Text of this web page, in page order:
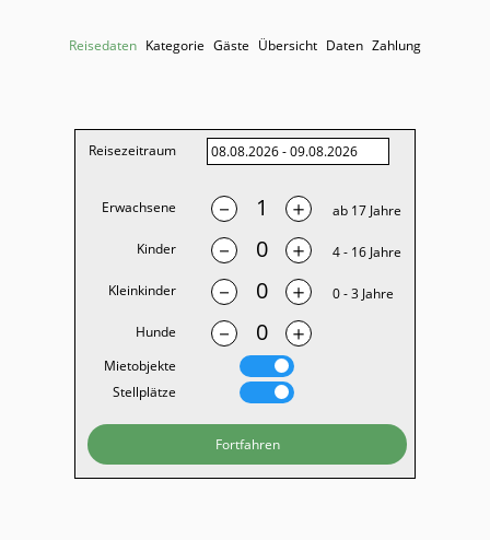
Reisedaten Kategorie Gäste Übersicht Daten Zahlung
Reisezeitraum
Erwachsene － ＋ ab 17 Jahre
Kinder － ＋ 4 - 16 Jahre
Kleinkinder － ＋ 0 - 3 Jahre
Hunde － ＋
Mietobjekte
Stellplätze